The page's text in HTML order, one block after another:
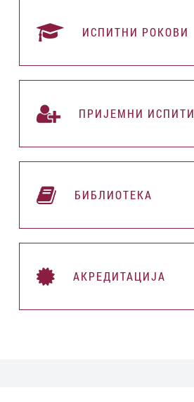
ИСПИТНИ РОКОВИ
ПРИЈЕМНИ ИСПИТИ
БИБЛИОТЕКА
АКРЕДИТАЦИЈА